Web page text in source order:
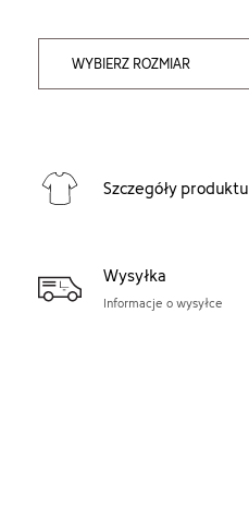
WYBIERZ ROZMIAR
Szczegóły produktu
Wysyłka
Informacje o wysyłce